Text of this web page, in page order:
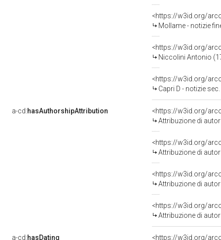
<https://w3id.org/
Mollame - notizie
<https://w3id.org/
Niccolini Antonio
<https://w3id.org/
Capri D - notizie sec.
a-cd:hasAuthorshipAttribution
<https://w3id.org/
Attribuzione di
<https://w3id.org/
Attribuzione di
<https://w3id.org/
Attribuzione di
<https://w3id.org/
Attribuzione di
a-cd:hasDating <https://w3id.org/